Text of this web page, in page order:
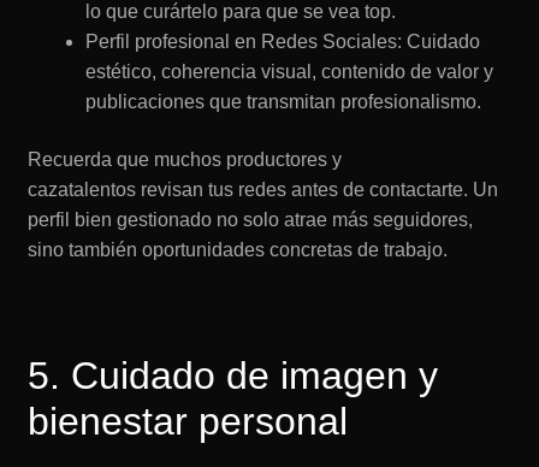
lo que curártelo para que se vea top.
Perfil profesional en Redes Sociales: Cuidado
estético, coherencia visual, contenido de valor y
publicaciones que transmitan profesionalismo.
Recuerda que muchos productores y
cazatalentos revisan tus redes antes de contactarte. Un
perfil bien gestionado no solo atrae más seguidores,
sino también oportunidades concretas de trabajo.
5. Cuidado de imagen y
bienestar personal